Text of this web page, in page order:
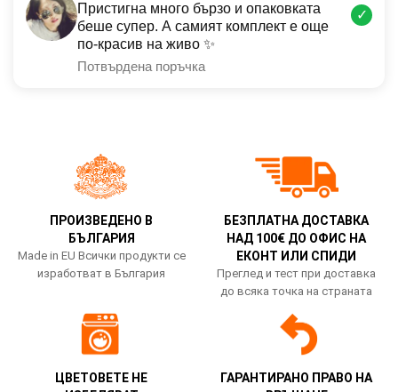
Пристигна много бързо и опаковката
беше супер. А самият комплект е още
по-красив на живо ✨
Потвърдена поръчка
✓
ПРОИЗВЕДЕНО В
БЪЛГАРИЯ
Made in EU Всички продукти се
изработват в България
БЕЗПЛАТНА ДОСТАВКА
НАД 100€ ДО ОФИС НА
ЕКОНТ ИЛИ СПИДИ
Преглед и тест при доставка
до всяка точка на страната
ЦВЕТОВЕТЕ НЕ
ГАРАНТИРАНО ПРАВО НА